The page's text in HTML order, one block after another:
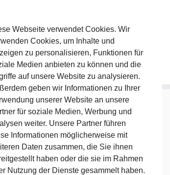
um Pommelsbrunn
Webseite verwendet Cookies. Wir
Cookies, um Inhalte und
zu personalisieren, Funktionen für
Medien anbieten zu können und die
auf unsere Website zu analysieren.
geben wir Informationen zu Ihrer
unserer Website an unsere
für soziale Medien, Werbung und
weiter. Unsere Partner führen
Informationen möglicherweise mit
Daten zusammen, die Sie ihnen
haben oder die sie im Rahmen
Nutzung der Dienste gesammelt haben.